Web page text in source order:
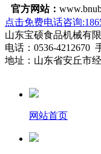
官方网站：
点击免费电话咨询
山东宝硕食品机械有
电话：0536-4212670
地址：山东省安丘市
网站首页